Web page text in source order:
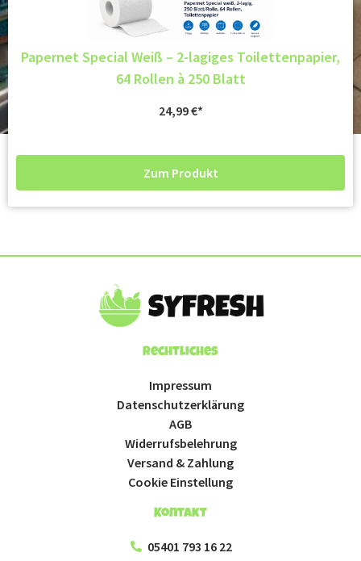
Papernet Special Weiß – 2-lagiges Toilettenpapier,
64 Rollen à 250 Blatt
24,99€
Zum Produkt
Rechtliches
Impressum
Datenschutzerklärung
AGB
Widerrufsbelehrung
Versand & Zahlung
Cookie Einstellung
Kontakt
05401 793 16 22